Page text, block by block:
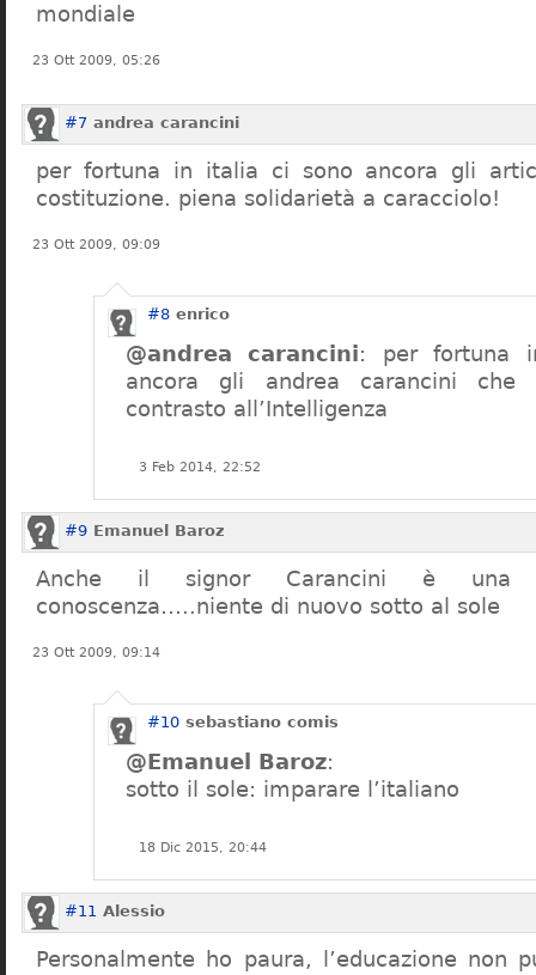
mondiale
23 Ott 2009, 05:26
#7 andrea carancini
per fortuna in italia ci sono ancora gli
costituzione. piena solidarietà a caracciolo!
23 Ott 2009, 09:09
#8 enrico
@andrea carancini: per fortuna
ancora gli andrea carancini
contrasto all’Intelligenza
3 Feb 2014, 22:52
#9 Emanuel Baroz
Anche il signor Carancini è una
conoscenza…..niente di nuovo sotto al sole
23 Ott 2009, 09:14
#10 sebastiano comis
@Emanuel Baroz:
sotto il sole: imparare l’italiano
18 Dic 2015, 20:44
#11 Alessio
Personalmente ho paura, l’educazione non